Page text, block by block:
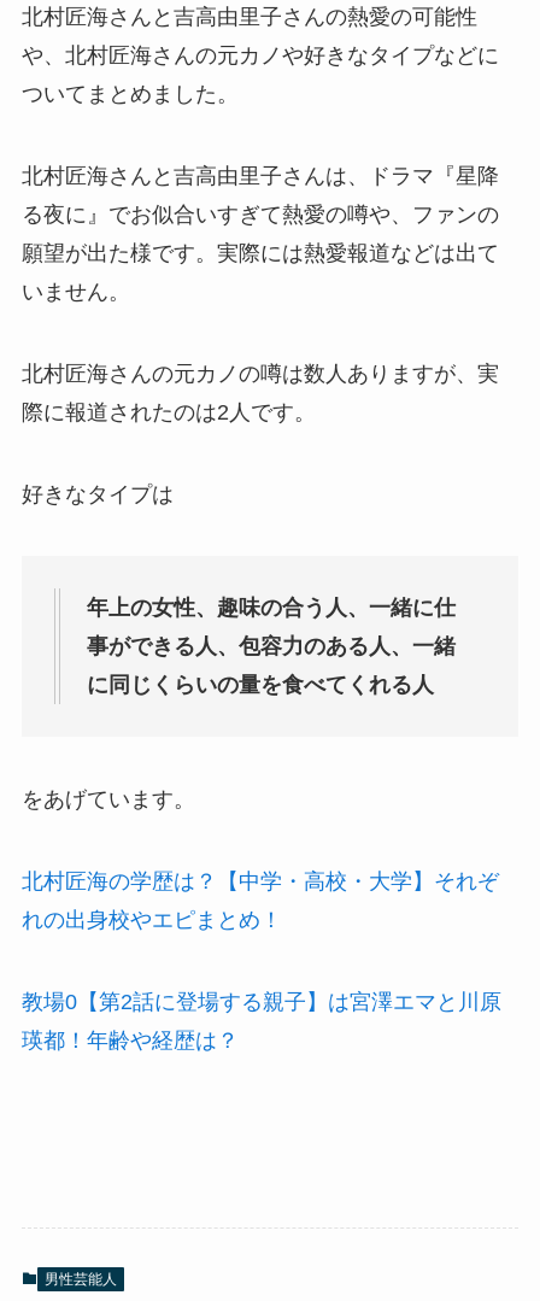
北村匠海さんと吉高由里子さんの熱愛の可能性
や、北村匠海さんの元カノや好きなタイプなどに
ついてまとめました。
北村匠海さんと吉高由里子さんは、ドラマ『星降
る夜に』でお似合いすぎて熱愛の噂や、ファンの
願望が出た様です。実際には熱愛報道などは出て
いません。
北村匠海さんの元カノの噂は数人ありますが、実
際に報道されたのは2人です。
好きなタイプは
年上の女性、趣味の合う人、一緒に仕
事ができる人、包容力のある人、一緒
に同じくらいの量を食べてくれる人
をあげています。
北村匠海の学歴は？【中学・高校・大学】それぞ
れの出身校やエピまとめ！
教場0【第2話に登場する親子】は宮澤エマと川原
瑛都！年齢や経歴は？
男性芸能人